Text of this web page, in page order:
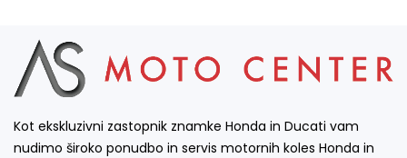
Kot ekskluzivni zastopnik znamke Honda in Ducati vam
nudimo široko ponudbo in servis motornih koles Honda in